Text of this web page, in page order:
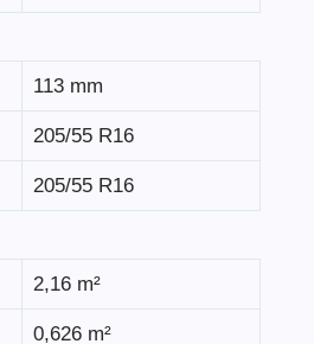
113 mm
205/55 R16
205/55 R16
2,16 m²
0,626 m²